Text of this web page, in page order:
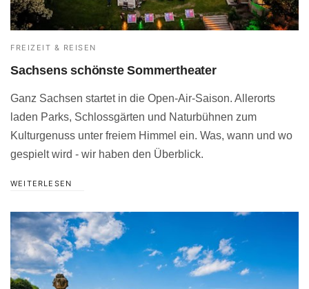
FREIZEIT & REISEN
Sachsens schönste Sommertheater
Ganz Sachsen startet in die Open-Air-Saison. Allerorts
laden Parks, Schlossgärten und Naturbühnen zum
Kulturgenuss unter freiem Himmel ein. Was, wann und wo
gespielt wird - wir haben den Überblick.
WEITERLESEN